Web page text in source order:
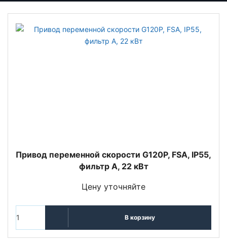
Привод переменной скорости G120P, FSA, IP55,
фильтр A, 22 кВт
Цену уточняйте
В корзину